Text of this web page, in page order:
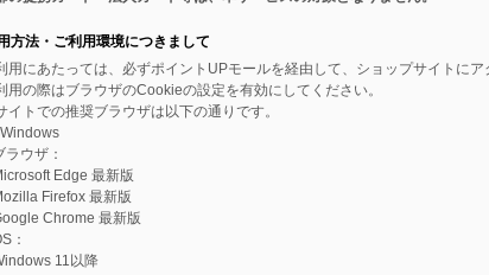
方法・ご利用環境につきまして
用にあたっては、必ずポイントUPモールを経由して、ショップサイトにア
用の際はブラウザのCookieの設定を有効にしてください。
イトでの推奨ブラウザは以下の通りです。
ラウザ：
Edge 最新版
Firefox 最新版
Chrome 最新版
：
11以降